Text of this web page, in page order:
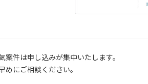
案件は申し込みが集中いたします。
めにご相談ください。